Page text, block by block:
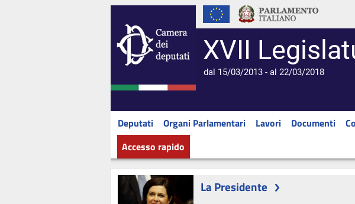
XVII
dal 15/03/2013 - al 22/03/2018
Deputati Organi Parlamentari Lavori Documenti
Accesso rapido
La Presidente